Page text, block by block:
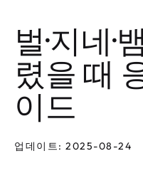
벌·지네·
렸을 때
이드
업데이트: 2025-08-24